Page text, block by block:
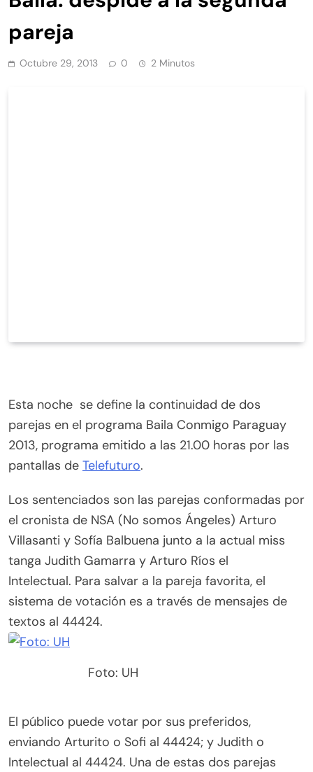
pareja
Octubre 29, 2013 0 2 Minutos
Esta noche se define la continuidad de dos
parejas en el programa Baila Conmigo Paraguay
2013, programa emitido a las 21.00 horas por las
pantallas de Telefuturo.
Los sentenciados son las parejas conformadas por
el cronista de NSA (No somos Ángeles) Arturo
Villasanti y Sofía Balbuena junto a la actual miss
tanga Judith Gamarra y Arturo Ríos el
Intelectual. Para salvar a la pareja favorita, el
sistema de votación es a través de mensajes de
textos al 44424.
Foto: UH
El público puede votar por sus preferidos,
enviando Arturito o Sofi al 44424; y Judith o
Intelectual al 44424. Una de estas dos parejas